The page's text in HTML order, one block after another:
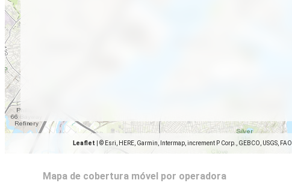
Leaflet © Esri, HERE, Garmin, Intermap, increment P Corp., GEBCO, USGS,
Mapa de cobertura móvel por operadora